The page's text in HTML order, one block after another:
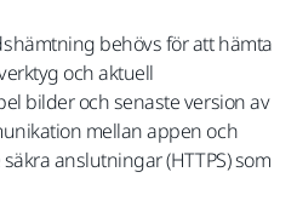
behövs för att hämta
och aktuell
bilder och senaste version av
mellan appen och
anslutningar (HTTPS) som